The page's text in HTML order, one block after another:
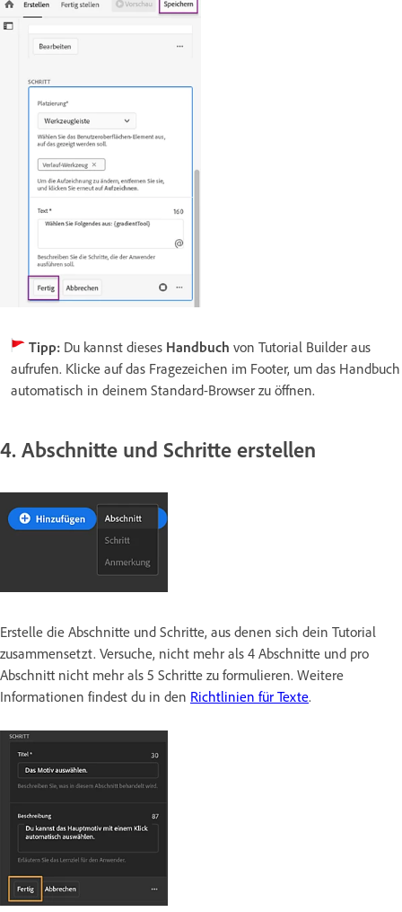
Tipp: Du kannst dieses Handbuch von Tutorial Builder aus
aufrufen. Klicke auf das Fragezeichen im Footer, um das Handbuch
automatisch in deinem Standard-Browser zu öffnen.
4. Abschnitte und Schritte erstellen
Erstelle die Abschnitte und Schritte, aus denen sich dein Tutorial
zusammensetzt. Versuche, nicht mehr als 4 Abschnitte und pro
Abschnitt nicht mehr als 5 Schritte zu formulieren. Weitere
Informationen findest du in den Richtlinien für Texte.